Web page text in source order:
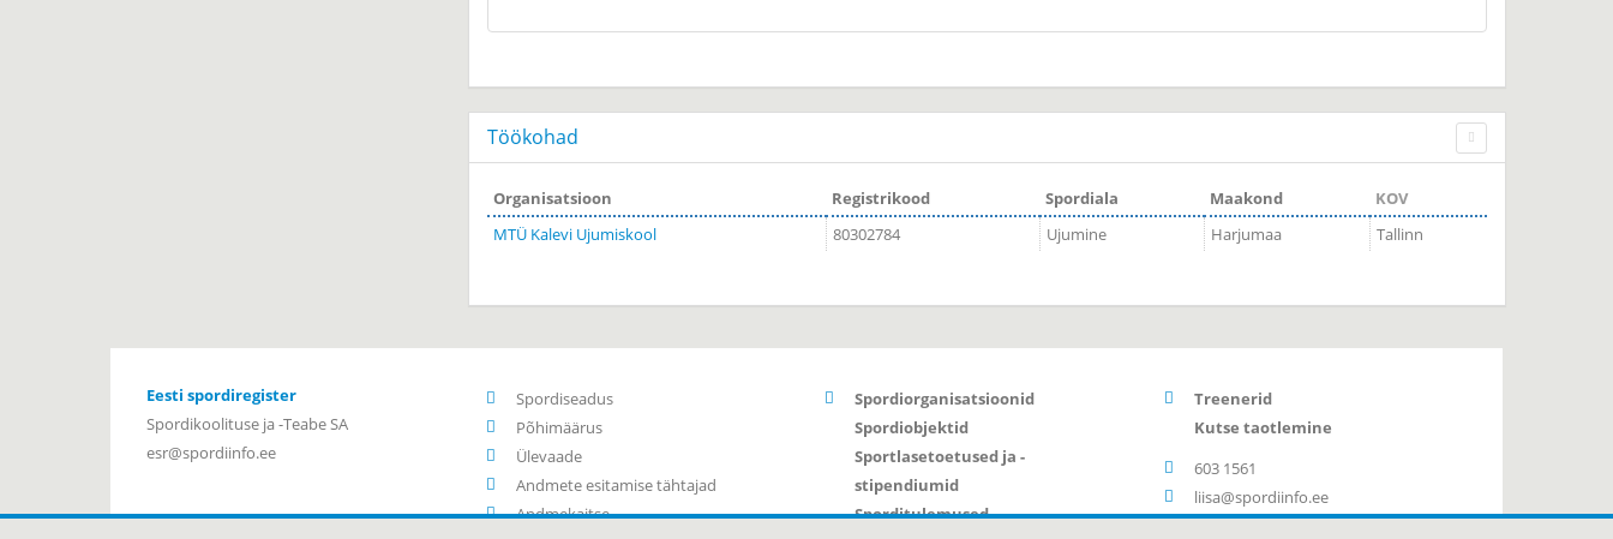
Töökohad
Organisatsioon Registrikood Spordiala Maakond
KOV
MTÜ Kalevi Ujumiskool
80302784 Ujumine Harjumaa Tallinn
Eesti spordiregister
Spordikoolituse ja -Teabe SA
esr@spordiinfo.ee
Spordiseadus
Põhimäärus
Ülevaade
Andmete esitamise tähtajad
Andmekaitse
Spordiorganisatsioonid
Spordiobjektid
Sportlasetoetused ja -
stipendiumid
Sporditulemused
Treenerid
Kutse taotlemine
603 1561
liisa@spordiinfo.ee